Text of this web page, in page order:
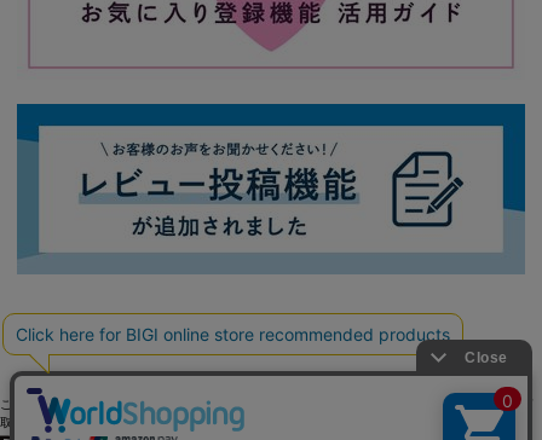
ご利用ガイド よくある質問 お問い合わせ 会社概要 個人情報保護方針
特定商
取引法に基づく表記